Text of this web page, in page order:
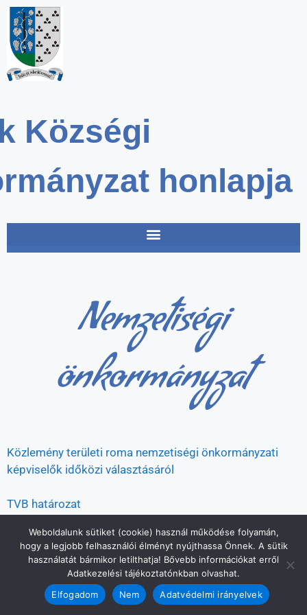
Községi
honlapja
Nemzetiségi
önkormányzat
Közlemény területi roma nemzetiségi önkormányzati
képviselők időközi választásáról
TVB határozat
© 2026 Szank Község Önkormányzata• Készült
GeneratePress
Weboldalunk sütiket (cookie) használ működése folyamán,
hogy a legjobb felhasználói élményt nyújthassa Önnek. A sütik
használatát bármikor letilthatja! Bővebb információkat erről
Adatkezelési tájékoztatónkban olvashat.
Elfogadom
Nem Adatvédelmi irányelvek